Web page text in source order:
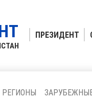
ПРЕЗИДЕНТ
РЕГИОНЫ